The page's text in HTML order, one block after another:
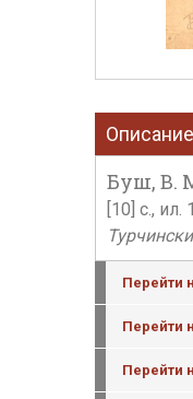
Описание
Буш, В.
[10] с.,
Перейти
Перейти
Перейти